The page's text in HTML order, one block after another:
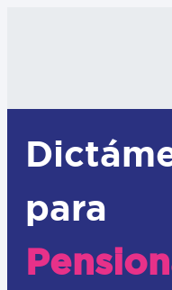
para